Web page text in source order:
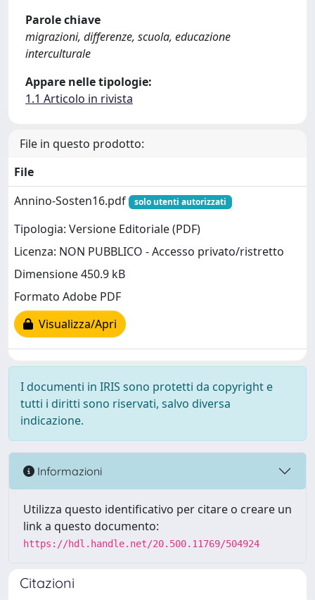
Parole chiave
migrazioni, differenze, scuola, educazione
interculturale
Appare nelle tipologie:
1.1 Articolo in rivista
File in questo prodotto:
File
Annino-Sosten16.pdf
solo utenti autorizzati
Tipologia: Versione Editoriale (PDF)
Licenza: NON PUBBLICO - Accesso privato/ristretto
Dimensione 450.9 kB
Formato Adobe PDF
Visualizza/Apri
I documenti in IRIS sono protetti da copyright e
tutti i diritti sono riservati, salvo diversa
indicazione.
Informazioni
Utilizza questo identificativo per citare o creare un
link a questo documento:
https://hdl.handle.net/20.500.11769/504924
Citazioni